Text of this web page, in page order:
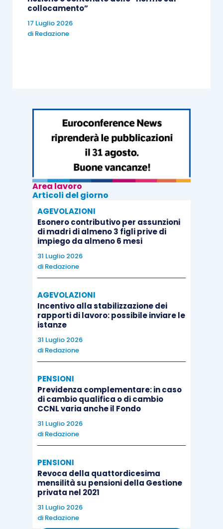
con un determinato look
scatti fotografici o a riprese video destinati alla
dallo stesso influencer e non dal committente
non vale a escludere la qualificazione, purché la
pubblicazione avvenga nell’ambito di un accordo
contrattuale che ne determini numero, durata e
contenuto.
Inoltre, il giudice dichiara di condividere la
precisazione ispettiva secondo cui l’obbligo
contributivo riguardasoltanto le prestazioni a
finalità pubblicitaria e promozionale
le 2 modalità può essere ricavata sia dagli
elementi negoziali(contratto con il brand,
da quelli documentali (hashtag
indicazione di “partnership retribuita”, causali
delle fatture).
Sul piano operativo, questo significa che la soglia
contributiva si attiva nel momento in cui esiste
accordo commerciale tra agenzia e brand
indipendentemente dalla forma contrattuale
adottata tra agenzia e creator.
L’individuazione del soggetto obbligato: il ruolo
dell’agenzia
collocamento”
17 Luglio 2026
di Redazione
Area lavoro
Articoli del giorno
AGEVOLAZIONI
Esonero contributivo per assunzioni
di madri di almeno 3 figli prive di
impiego da almeno 6 mesi
31 Luglio 2026
di Redazione
AGEVOLAZIONI
Incentivo alla stabilizzazione dei
rapporti di lavoro: possibile inviare le
istanze
31 Luglio 2026
di Redazione
PENSIONI
Previdenza complementare: in caso
di cambio qualifica o di cambio
CCNL varia anche il Fondo
31 Luglio 2026
di Redazione
PENSIONI
Revoca della quattordicesima
mensilità su pensioni della Gestione
privata nel 2021
31 Luglio 2026
di Redazione